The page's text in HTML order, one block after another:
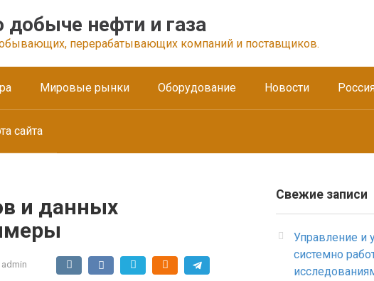
добыче нефти и газа
перерабатывающих компаний и поставщиков.
Мировые рынки Оборудование Новости
сайта
и данных
admin
Свежие записи
Управление и
системно